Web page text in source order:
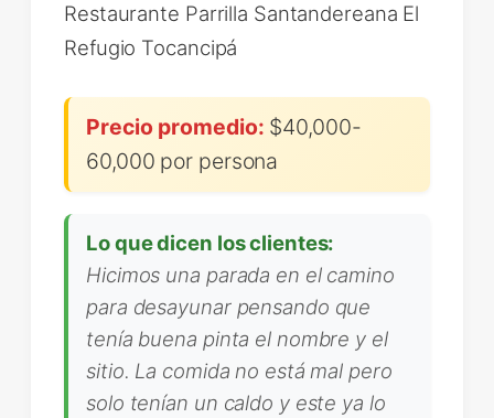
Restaurante Parrilla Santandereana El
Refugio Tocancipá
Precio promedio: $40,000-
60,000 por persona
Lo que dicen los clientes:
Hicimos una parada en el camino
para desayunar pensando que
tenía buena pinta el nombre y el
sitio. La comida no está mal pero
solo tenían un caldo y este ya lo